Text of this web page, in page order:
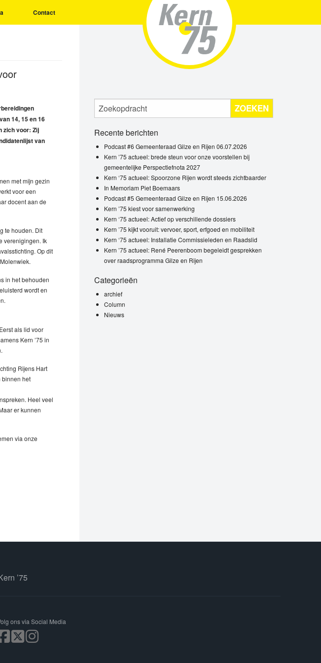
Contact
14, 15 en 16
zich voor: Zij
van
met mijn gezin
voor een
docent aan de
te houden. Dit
verenigingen. Ik
Op dit
in het behouden
wordt en
als lid voor
Kern ’75 in
Rijens Hart
binnen het
Heel veel
er kunnen
via onze
ZOEKEN
Recente berichten
Podcast #6 Gemeenteraad Gilze en Rijen 06.07.2026
Kern ’75 actueel: brede steun voor onze voorstellen bij
gemeentelijke Perspectiefnota 2027
Kern ‘75 actueel: Spoorzone Rijen wordt steeds zichtbaarder
In Memoriam Piet Boemaars
Podcast #5 Gemeenteraad Gilze en Rijen 15.06.2026
Kern ’75 kiest voor samenwerking
Kern ‘75 actueel: Actief op verschillende dossiers
Kern ’75 kijkt vooruit: vervoer, sport, erfgoed en mobiliteit
Kern ‘75 actueel: Installatie Commissieleden en Raadslid
Kern ’75 actueel: René Peerenboom begeleidt gesprekken
over raadsprogramma Gilze en Rijen
Categorieën
archief
Column
Nieuws
’75
ons via Social Media